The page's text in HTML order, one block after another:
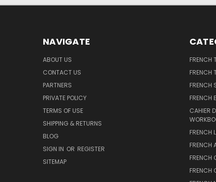
NAVIGATE
ABOUT US
CONTACT US
PARTNERS
PRIVATE POLICY
TERMS OF USE
SHIPPING & RETURNS
BLOG
SIGN IN OR REGISTER
SITEMAP
FRENCH
FRENCH
FRENCH
FRENCH
CAHIER
FRENCH
FRENCH
FRENCH
FRENCH